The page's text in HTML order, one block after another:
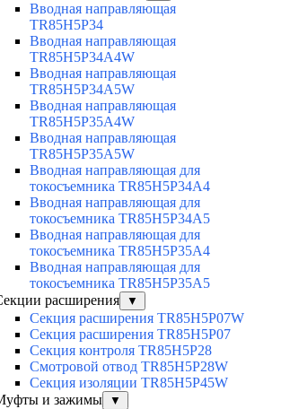
Вводная направляющая
TR85H5P34
Вводная направляющая
TR85H5P34A4W
Вводная направляющая
TR85H5P34A5W
Вводная направляющая
TR85H5P35A4W
Вводная направляющая
TR85H5P35A5W
Вводная направляющая для
токосъемника TR85H5P34A4
Вводная направляющая для
токосъемника TR85H5P34A5
Вводная направляющая для
токосъемника TR85H5P35A4
Вводная направляющая для
токосъемника TR85H5P35A5
расширения
▼
Секция расширения TR85H5P07W
Секция расширения TR85H5P07
Секция контроля TR85H5P28
Смотровой отвод TR85H5P28W
Секция изоляции TR85H5P45W
и зажимы
▼